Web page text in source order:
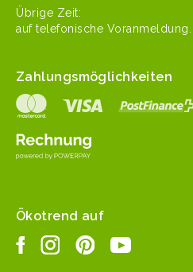
Übrige Zeit:
auf tele­fonis­che Voranmeldung.
Zahlungsmöglichkeiten
Ökotrend auf